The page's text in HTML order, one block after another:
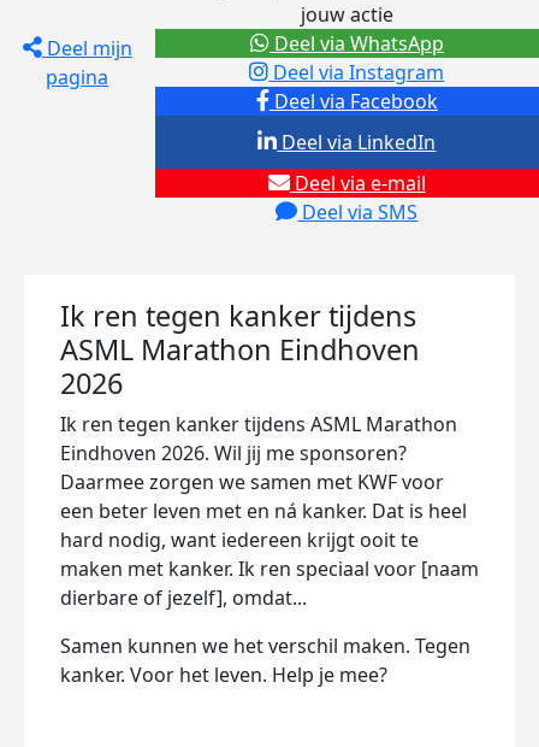
Deel mijn
pagina
jouw actie
Deel via Facebook
Deel via Instagram
Deel via e-mail
Deel via SMS
Deel via LinkedIn
Deel via WhatsApp
Ik ren tegen kanker tijdens
ASML Marathon Eindhoven
2026
Ik ren tegen kanker tijdens ASML Marathon
Eindhoven 2026. Wil jij me sponsoren?
Daarmee zorgen we samen met KWF voor
een beter leven met en ná kanker. Dat is heel
hard nodig, want iedereen krijgt ooit te
maken met kanker. Ik ren speciaal voor [naam
dierbare of jezelf], omdat...
Samen kunnen we het verschil maken. Tegen
kanker. Voor het leven. Help je mee?